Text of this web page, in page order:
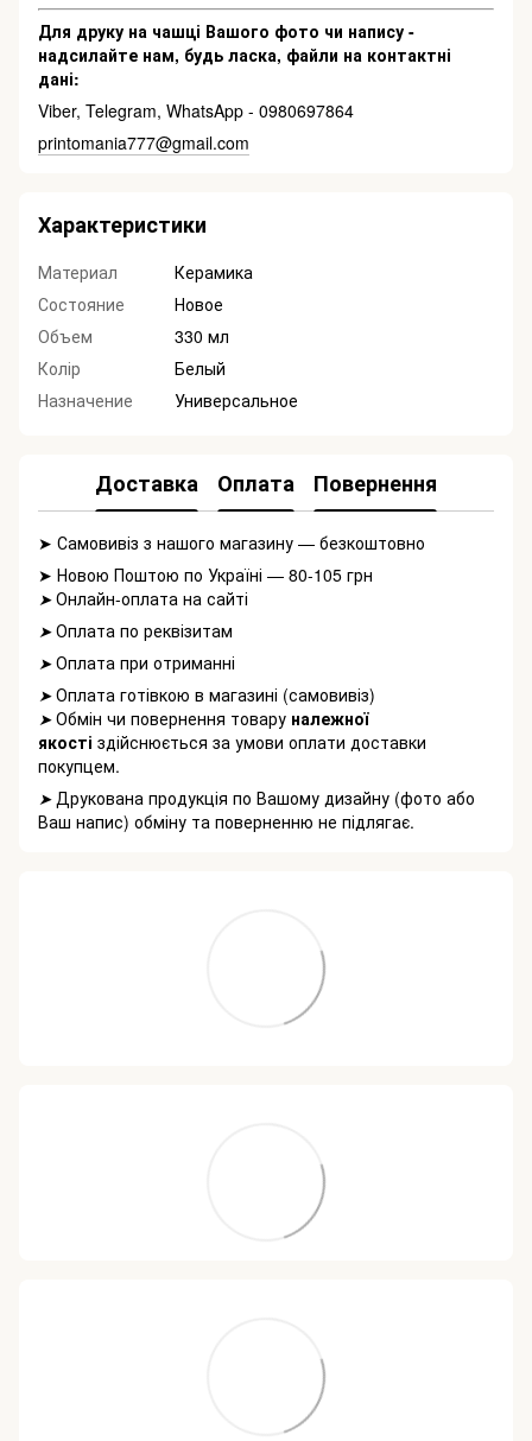
Для друку на чашці Вашого фото чи напису -
надсилайте нам, будь ласка, файли на контактні
дані:
Viber, Telegram, WhatsApp - 0980697864
printomania777@gmail.com
Характеристики
Материал
Керамика
Состояние
Новое
Объем
330 мл
Колір
Белый
Назначение
Универсальное
Доставка Оплата Повернення
➤ Самовивіз з нашого магазину — безкоштовно
➤ Новою Поштою по Україні — 80-105 грн
➤Онлайн-оплата на сайті
➤Оплата по реквізитам
➤Оплата при отриманні
➤Оплата готівкою в магазині (самовивіз)
➤Обмін чи повернення товару належної
якості здійснюється за умови оплати доставки
покупцем.
➤Друкована продукція по Вашому дизайну (фото або
Ваш напис) обміну та поверненню не підлягає.